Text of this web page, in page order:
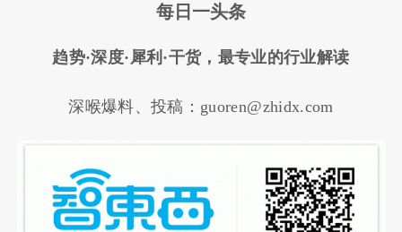
每日一头条
趋势·深度·犀利·干货，最专业的行业解读
深喉爆料、投稿：guoren@zhidx.com